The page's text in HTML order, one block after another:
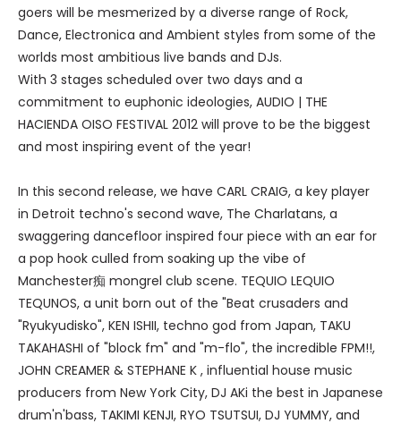
goers will be mesmerized by a diverse range of Rock,
Dance, Electronica and Ambient styles from some of the
worlds most ambitious live bands and DJs.
With 3 stages scheduled over two days and a
commitment to euphonic ideologies, AUDIO | THE
HACIENDA OISO FESTIVAL 2012 will prove to be the biggest
and most inspiring event of the year!
In this second release, we have CARL CRAIG, a key player
in Detroit techno's second wave, The Charlatans, a
swaggering dancefloor inspired four piece with an ear for
a pop hook culled from soaking up the vibe of
Manchester痴 mongrel club scene. TEQUIO LEQUIO
TEQUNOS, a unit born out of the "Beat crusaders and
"Ryukyudisko", KEN ISHII, techno god from Japan, TAKU
TAKAHASHI of "block fm" and "m-flo", the incredible FPM!!,
JOHN CREAMER & STEPHANE K , influential house music
producers from New York City, DJ AKi the best in Japanese
drum'n'bass, TAKIMI KENJI, RYO TSUTSUI, DJ YUMMY, and